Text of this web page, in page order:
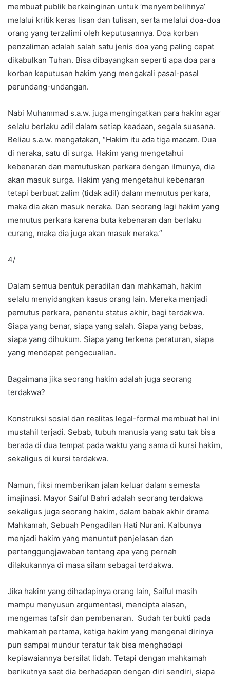
membuat publik berkeinginan untuk ‘menyembelihnya’
melalui kritik keras lisan dan tulisan, serta melalui doa-doa
orang yang terzalimi oleh keputusannya. Doa korban
penzaliman adalah salah satu jenis doa yang paling cepat
dikabulkan Tuhan. Bisa dibayangkan seperti apa doa para
korban keputusan hakim yang mengakali pasal-pasal
perundang-undangan.
Nabi Muhammad s.a.w. juga mengingatkan para hakim agar
selalu berlaku adil dalam setiap keadaan, segala suasana.
Beliau s.a.w. mengatakan, “Hakim itu ada tiga macam. Dua
di neraka, satu di surga. Hakim yang mengetahui
kebenaran dan memutuskan perkara dengan ilmunya, dia
akan masuk surga. Hakim yang mengetahui kebenaran
tetapi berbuat zalim (tidak adil) dalam memutus perkara,
maka dia akan masuk neraka. Dan seorang lagi hakim yang
memutus perkara karena buta kebenaran dan berlaku
curang, maka dia juga akan masuk neraka.”
4/
Dalam semua bentuk peradilan dan mahkamah, hakim
selalu menyidangkan kasus orang lain. Mereka menjadi
pemutus perkara, penentu status akhir, bagi terdakwa.
Siapa yang benar, siapa yang salah. Siapa yang bebas,
siapa yang dihukum. Siapa yang terkena peraturan, siapa
yang mendapat pengecualian.
Bagaimana jika seorang hakim adalah juga seorang
terdakwa?
Konstruksi sosial dan realitas legal-formal membuat hal ini
mustahil terjadi. Sebab, tubuh manusia yang satu tak bisa
berada di dua tempat pada waktu yang sama di kursi hakim,
sekaligus di kursi terdakwa.
Namun, fiksi memberikan jalan keluar dalam semesta
imajinasi. Mayor Saiful Bahri adalah seorang terdakwa
sekaligus juga seorang hakim, dalam babak akhir drama
Mahkamah, Sebuah Pengadilan Hati Nurani. Kalbunya
menjadi hakim yang menuntut penjelasan dan
pertanggungjawaban tentang apa yang pernah
dilakukannya di masa silam sebagai terdakwa.
Jika hakim yang dihadapinya orang lain, Saiful masih
mampu menyusun argumentasi, mencipta alasan,
mengemas tafsir dan pembenaran. Sudah terbukti pada
mahkamah pertama, ketiga hakim yang mengenal dirinya
pun sampai mundur teratur tak bisa menghadapi
kepiawaiannya bersilat lidah. Tetapi dengan mahkamah
berikutnya saat dia berhadapan dengan diri sendiri, siapa